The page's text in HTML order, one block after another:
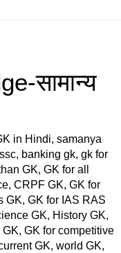
सामान्य
in Hindi, samanya
banking gk, gk for
GK, GK for all
CRPF GK, GK for
GK, GK for IAS RAS
GK, History GK,
GK for competitive
GK, world GK,